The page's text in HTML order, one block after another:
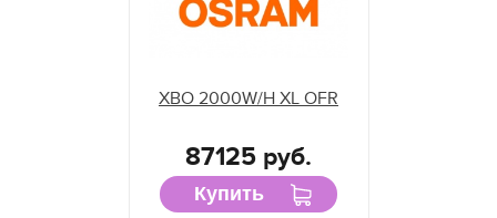
XBO 2000W/H XL OFR
87125 руб.
Купить